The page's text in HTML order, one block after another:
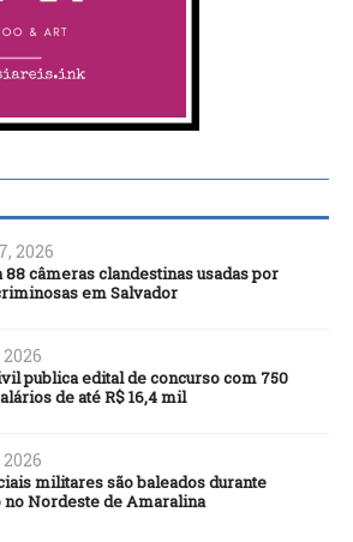
2026
câmeras clandestinas usadas por
em Salvador
publica edital de concurso com 750
de até R$ 16,4 mil
militares são baleados durante
no Nordeste de Amaralina